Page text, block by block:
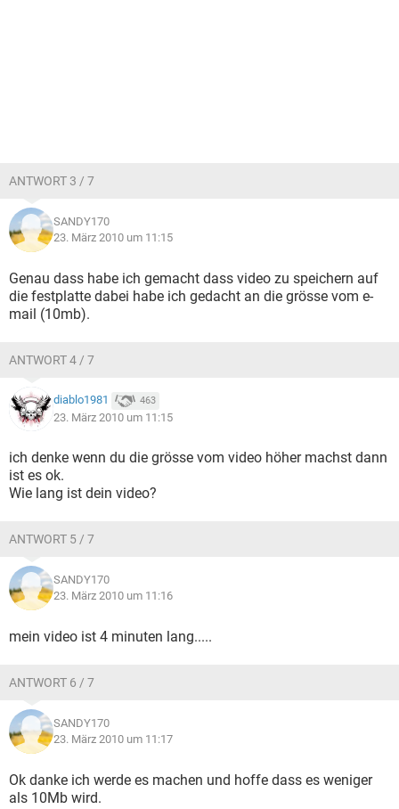
ANTWORT 3 / 7
SANDY170
23. März 2010 um 11:15
Genau dass habe ich gemacht dass video zu speichern auf
die festplatte dabei habe ich gedacht an die grösse vom e-
mail (10mb).
ANTWORT 4 / 7
diablo1981 463
23. März 2010 um 11:15
ich denke wenn du die grösse vom video höher machst dann
ist es ok.
Wie lang ist dein video?
ANTWORT 5 / 7
SANDY170
23. März 2010 um 11:16
mein video ist 4 minuten lang.....
ANTWORT 6 / 7
SANDY170
23. März 2010 um 11:17
Ok danke ich werde es machen und hoffe dass es weniger
als 10Mb wird.